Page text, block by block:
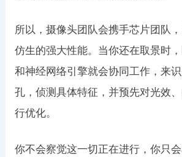
所以，摄像头团队会携手芯片团队
仿生的强大性能。当你还在取景时
和神经网络引擎就会协同工作，来
孔，侦测具体特征，并预先对光效
行优化。
你不会察觉这一切正在进行，你只